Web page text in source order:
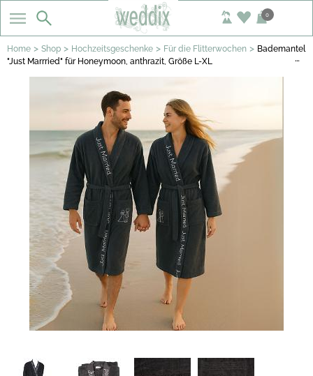
0
Home > Shop > Hochzeitsgeschenke > Für die Flitterwochen > Bademantel
"Just Marrried" für Honeymoon, anthrazit, Größe L-XL
…